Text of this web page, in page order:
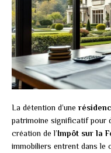
La détention d’une
patrimoine significatif pour
création de l’Impôt sur la
immobiliers entrent dans le